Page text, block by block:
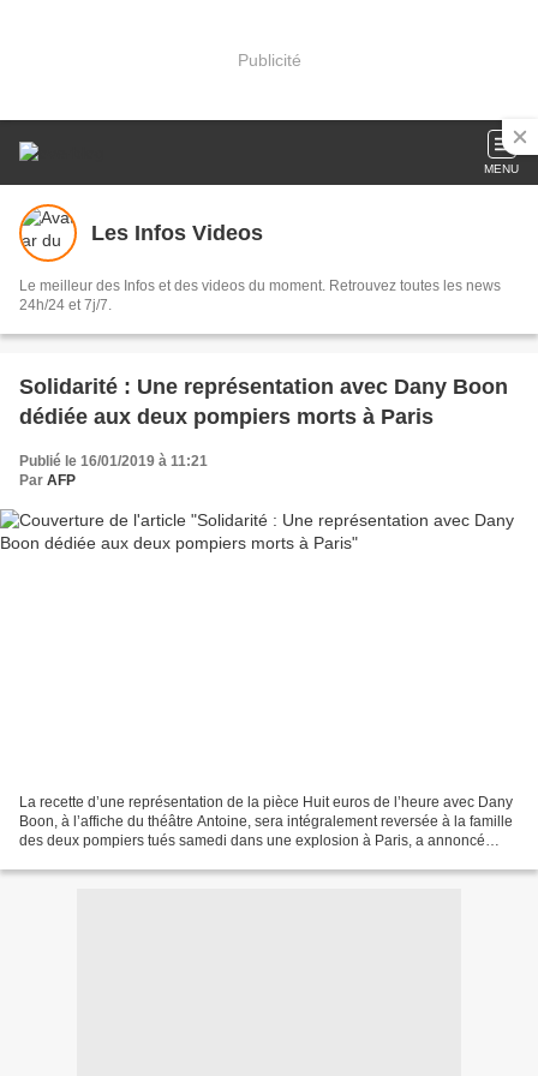
Publicité
MENU
Les Infos Videos
Le meilleur des Infos et des videos du moment. Retrouvez toutes les news
24h/24 et 7j/7.
Solidarité : Une représentation avec Dany Boon
dédiée aux deux pompiers morts à Paris
Publié le 16/01/2019 à 11:21
Par AFP
La recette d’une représentation de la pièce Huit euros de l’heure avec Dany
Boon, à l’affiche du théâtre Antoine, sera intégralement reversée à la famille
des deux pompiers tués samedi dans une explosion à Paris, a annoncé